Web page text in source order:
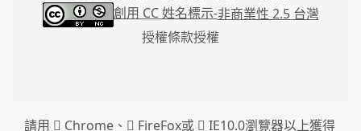
創用 CC 姓名標示-非商業性 2.5 台灣
授權條款授權
請用 Chrome 、 FireFox或
IE10.0瀏覽器以上獲得